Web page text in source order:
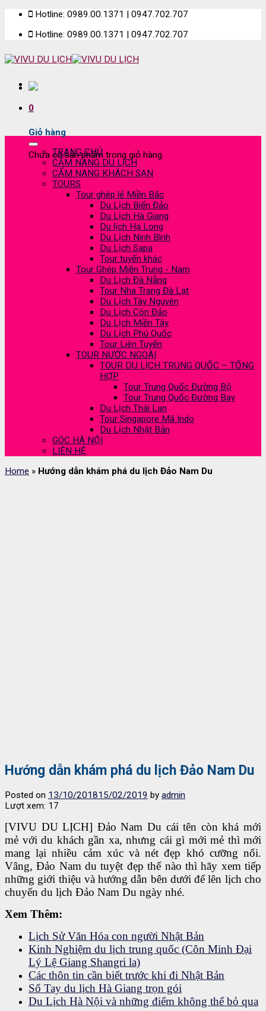
Skip
content
Hotline: 0989.00.1371 | 0947.702.707
Hotline: 0989.00.1371 | 0947.702.707
0
Giỏ hàng
Chưa có sản phẩm trong giỏ hàng.
TRANG CHỦ
CẨM NANG DU LỊCH
CẨM NANG KHÁCH SẠN
TOURS
Tour ghép lẻ Miền Bắc
Du Lịch Biển Đảo
Du Lịch Hà Giang
Du lịch Hạ Long
Du Lịch Ninh Bình
Du Lịch Sapa
Tour tuyến khác
Tour Ghép Miền Trung - Nam
Du Lịch Đà Nẵng
Tour Nha Trang Đà Lạt
Du Lịch Tây Nguyên
Du Lịch Côn Đảo
Du Lịch Miền Tây
Du Lịch Phú Quốc
Tour Liên Tuyến
TOUR NƯỚC NGOÀI
TOUR DU LỊCH TRUNG QUỐC – TỔNG
HỢP
Tour Trung Quốc Đường Bộ
Tour Trung Quốc Đường Bay
Du Lịch Thái Lan
Tour Singapore Mã Indo
Du Lịch Nhật Bản
GÓC HÀ NỘI
LIÊN HỆ
Home » Hướng dẫn khám phá du lịch Đảo Nam Du
Hướng dẫn khám phá du lịch Đảo Nam Du
Posted on 13/10/201815/02/2019 by admin
Lượt xem: 17
[VIVU DU LỊCH] Đảo Nam Du cái tên còn khá mới
mẻ với du khách gần xa, nhưng cái gì mới mẻ thì mới
mang lại nhiều cảm xúc và nét đẹp khó cưỡng nổi.
Vâng, Đảo Nam du tuyệt đẹp thế nào thì hãy xem tiếp
những giới thiệu và hướng dẫn bên dưới để lên lịch cho
chuyến du lịch Đảo Nam Du ngày nhé.
Xem Thêm:
Lịch Sử Văn Hóa con người Nhật Bản
Kinh Nghiệm du lịch trung quốc (Côn Minh Đại
Lý Lệ Giang Shangri la)
Các thôn tin cần biết trước khi đi Nhật Bản
Sổ Tay du lịch Hà Giang trọn gói
Du Lịch Hà Nội và những điểm không thể bỏ qua